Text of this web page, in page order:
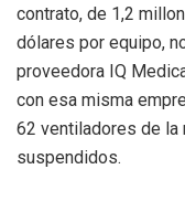
contrato, de 1,2
dólares por equipo,
proveedora IQ
con esa misma
62 ventiladores de la
suspendidos.